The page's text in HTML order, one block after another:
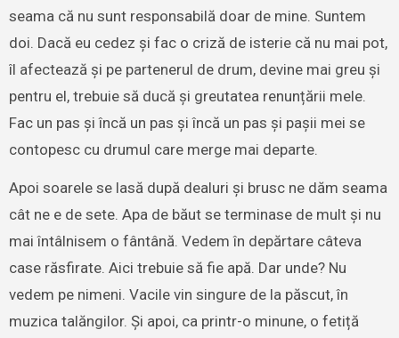
seama că nu sunt responsabilă doar de mine. Suntem
doi. Dacă eu cedez și fac o criză de isterie că nu mai pot,
îl afectează și pe partenerul de drum, devine mai greu și
pentru el, trebuie să ducă și greutatea renunțării mele.
Fac un pas și încă un pas și încă un pas și pașii mei se
contopesc cu drumul care merge mai departe.
Apoi soarele se lasă după dealuri și brusc ne dăm seama
cât ne e de sete. Apa de băut se terminase de mult și nu
mai întâlnisem o fântână. Vedem în depărtare câteva
case răsfirate. Aici trebuie să fie apă. Dar unde? Nu
vedem pe nimeni. Vacile vin singure de la păscut, în
muzica talăngilor. Și apoi, ca printr-o minune, o fetiță